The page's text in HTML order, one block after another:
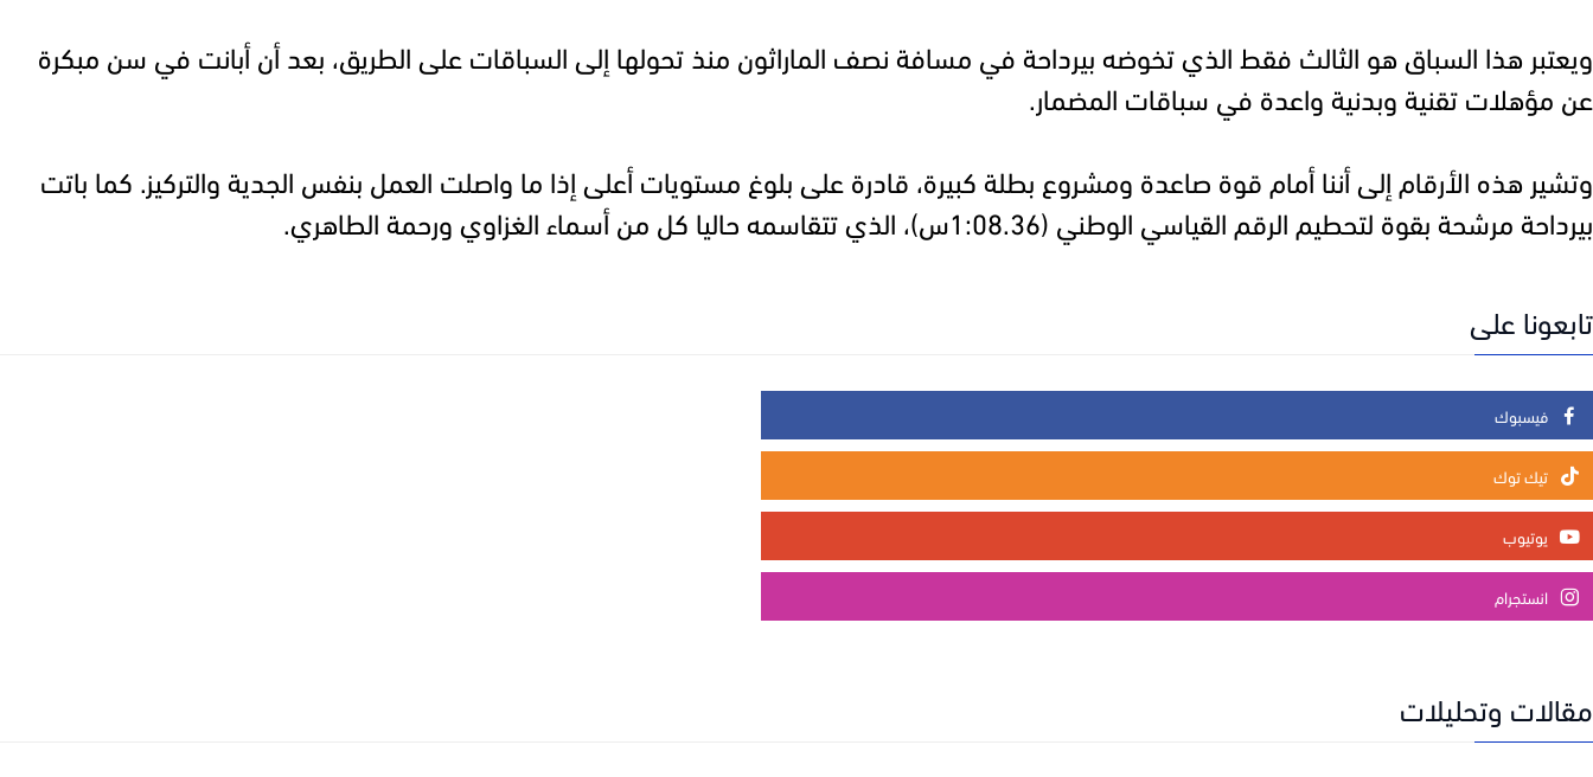
​ويعتبر هذا السباق هو الثالث فقط الذي تخوضه بيرداحة في مسافة نصف الماراثون منذ تحولها إلى السباقات على الطريق، بعد أن أبانت في سن مبكرة
عن مؤهلات تقنية وبدنية واعدة في سباقات المضمار.
وتشير هذه الأرقام إلى أننا أمام قوة صاعدة ومشروع بطلة كبيرة، قادرة على بلوغ مستويات أعلى إذا ما واصلت العمل بنفس الجدية والتركيز. كما باتت
بيرداحة مرشحة بقوة لتحطيم الرقم القياسي الوطني (1:08.36س)، الذي تتقاسمه حاليا كل من أسماء الغزاوي ورحمة الطاهري.
تابعونا على
فيسبوك
تيك توك
يوتيوب
انستجرام
مقالات وتحليلات